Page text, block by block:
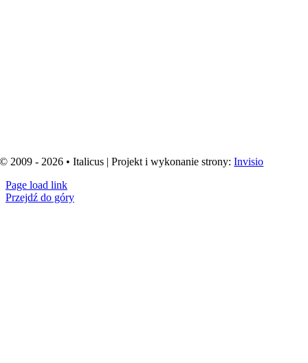
© 2009 - 2026 • Italicus | Projekt i wykonanie strony:Invisio
Page load link
Przejdź do góry